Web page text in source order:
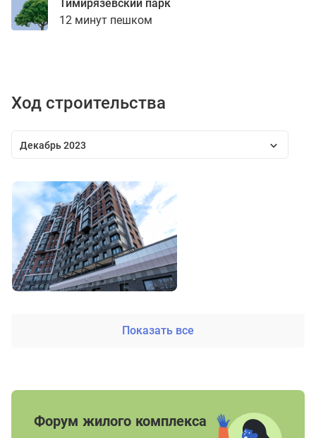
Тимирязевский парк
12 минут пешком
Ход строительства
Декабрь 2023
Показать все
Форум жилого комплекса